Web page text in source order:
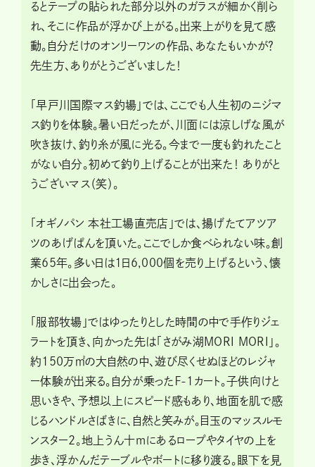
るとテープの貼られた部分以外のガラスが細かく削ら
れ、そこに作品が浮かび上がる。出来上がりを見て感
動。自分だけのオンリーワンの作品、あなたもいかが？
先生方、ありがとうございました！
「早戸川国際マス釣場」では、ここでも人生初のニジマ
ス釣りを体験。暑い日だったが、川面には涼しげな風が
吹き抜け、釣り糸が風に光る。今まで一度も釣れたこと
がない自分。初めて釣り上げることが出来た！ ありがと
うございマス（笑）。
「オギノパン 本社工場直売店」では、揚げたてアツア
ツのあげぱんを頂いた。ここでしか食べられない味。創
業65年。多い日は1日6,000個を売り上げるという、懐
かしさに出会った。
「服部牧場」ではゆったりとした時間の中で手作りジェ
ラートを頂き、向かった先は「さがみ湖MORI MORI」。
約150万㎡の大自然の中、遊び尽くせぬほどのレジャ
ー体験が出来る。自分が乗ったＦ-1カート。子供向けと
思いきや、予想以上にスピード感もあり、地面を肌で感
じるハンドルさばきに、自然と笑みが。目玉のマッスルモ
ンスター2。地上うん十mにあるロープやタイヤの上を
歩き、浮かんだテーブルやボートに移り渡る。眼下を見